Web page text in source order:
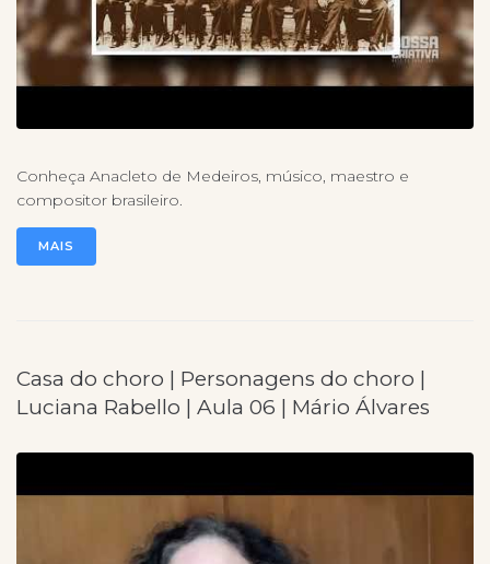
Conheça Anacleto de Medeiros, músico, maestro e
compositor brasileiro.
MAIS
Casa do choro | Personagens do choro |
Luciana Rabello | Aula 06 | Mário Álvares